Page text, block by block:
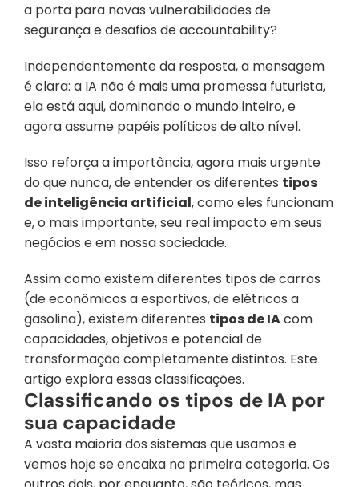
a porta para novas vulnerabilidades de
segurança e desafios de accountability?
Independentemente da resposta, a mensagem
é clara: a IA não é mais uma promessa futurista,
ela está aqui, dominando o mundo inteiro, e
agora assume papéis políticos de alto nível.
Isso reforça a importância, agora mais urgente
do que nunca, de entender os diferentes tipos
de inteligência artificial, como eles funcionam
e, o mais importante, seu real impacto em seus
negócios e em nossa sociedade.
Assim como existem diferentes tipos de carros
(de econômicos a esportivos, de elétricos a
gasolina), existem diferentes tipos de IA com
capacidades, objetivos e potencial de
transformação completamente distintos. Este
artigo explora essas classificações.
Classificando os tipos de IA por
sua capacidade
A vasta maioria dos sistemas que usamos e
vemos hoje se encaixa na primeira categoria. Os